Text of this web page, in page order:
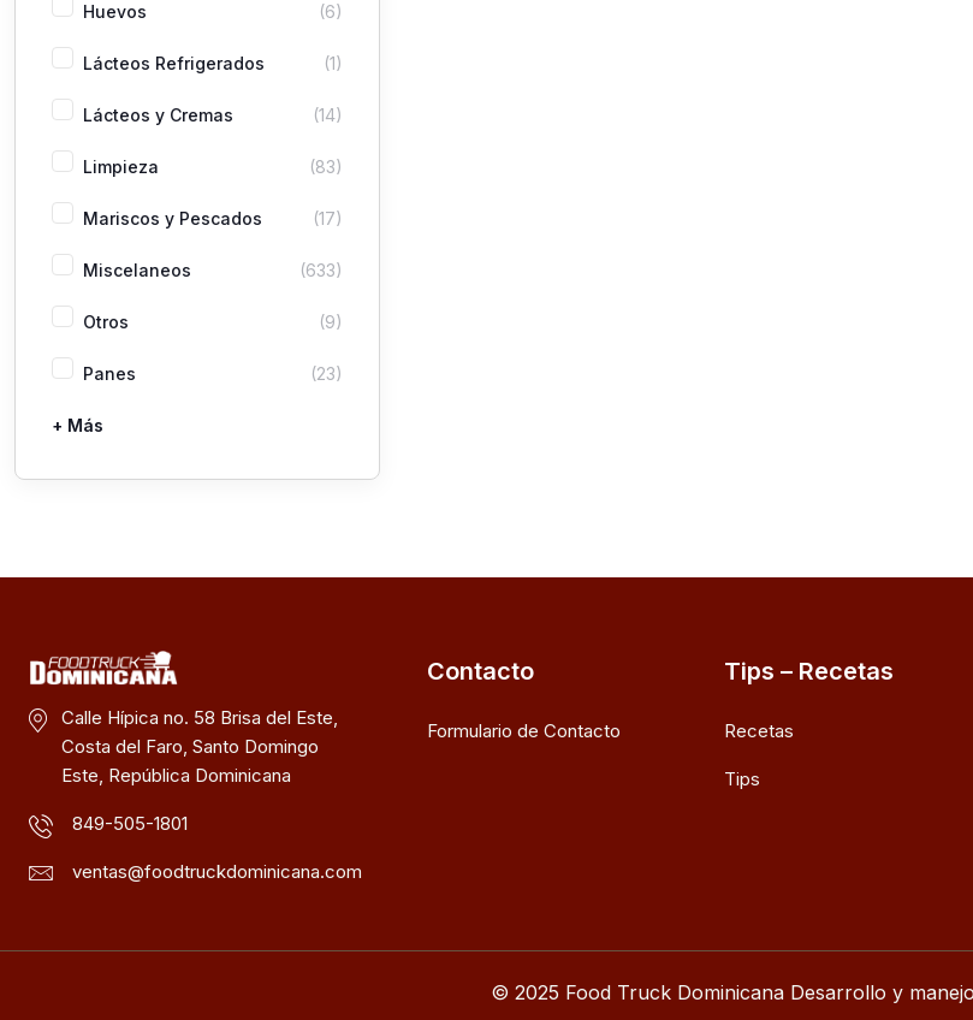
Huevos (6)
Lácteos Refrigerados (1)
Lácteos y Cremas (14)
Limpieza (83)
Mariscos y Pescados (17)
Miscelaneos (633)
Otros (9)
Panes (23)
Pastas
Picaderas
Sazones y Salsas
Vegetales
+ Más
Calle Hípica no. 58 Brisa del Este,
Costa del Faro, Santo Domingo
Este, República Dominicana
849-505-1801
ventas@foodtruckdominicana.com
Contacto
Formulario de Contacto
Tips – Recetas
Recetas
Tips
© 2025 Food Truck Dominicana Desarrollo y